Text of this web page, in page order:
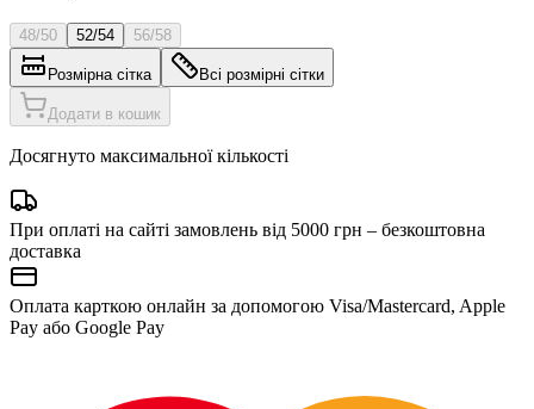
48/50 52/54 56/58
Розмірна сітка Всі розмірні сітки
Додати в кошик
Досягнуто максимальної кількості
При оплаті на сайті замовлень від 5000 грн – безкоштовна
доставка
Оплата карткою онлайн за допомогою Visa/Mastercard, Apple
Pay або Google Pay